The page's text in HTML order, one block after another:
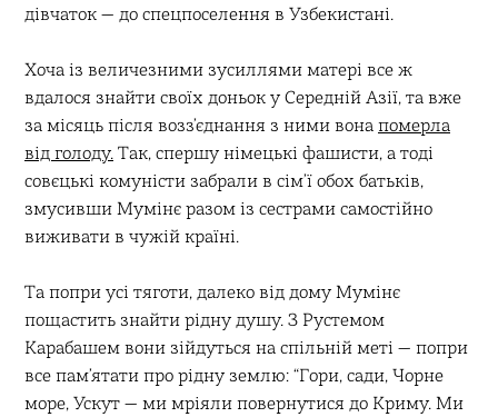
дівчаток — до спецпоселення в Узбекистані.
Хоча із величезними зусиллями матері все ж
вдалося знайти своїх доньок у Середній Азії, та вже
за місяць після воззʼєднання з ними вонапомерла
від голоду.Так, спершу німецькі фашисти, а тоді
совєцькі комуністи забрали в сімʼї обох батьків,
змусивши Мумінє разом із сестрами самостійно
виживати в чужій країні.
Та попри усі тяготи, далеко від дому Мумінє
пощастить знайти рідну душу. З Рустемом
Карабашем вони зійдуться на спільній меті — попри
все памʼятати про рідну землю: “Гори, сади, Чорне
море, Ускут — ми мріяли повернутися до Криму. Ми